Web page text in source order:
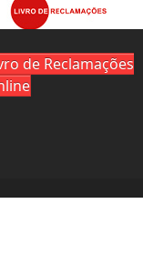
de Reclamações